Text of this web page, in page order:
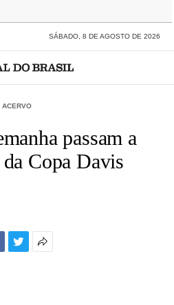
SÁBADO, 8 DE AGOSTO DE 2026
ACERVO
passam a
Copa Davis